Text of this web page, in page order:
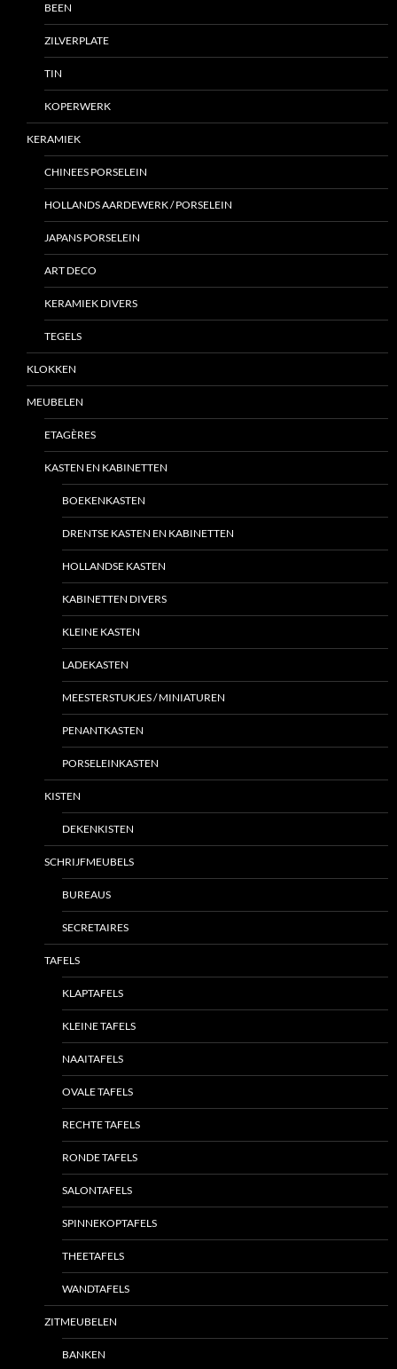
BEEN
ZILVERPLATE
TIN
KOPERWERK
KERAMIEK
CHINEES PORSELEIN
HOLLANDS AARDEWERK / PORSELEIN
JAPANS PORSELEIN
ART DECO
KERAMIEK DIVERS
TEGELS
KLOKKEN
MEUBELEN
ETAGÈRES
KASTEN EN KABINETTEN
BOEKENKASTEN
DRENTSE KASTEN EN KABINETTEN
HOLLANDSE KASTEN
KABINETTEN DIVERS
KLEINE KASTEN
LADEKASTEN
MEESTERSTUKJES / MINIATUREN
PENANTKASTEN
PORSELEINKASTEN
KISTEN
DEKENKISTEN
SCHRIJFMEUBELS
BUREAUS
SECRETAIRES
TAFELS
KLAPTAFELS
KLEINE TAFELS
NAAITAFELS
OVALE TAFELS
RECHTE TAFELS
RONDE TAFELS
SALONTAFELS
SPINNEKOPTAFELS
THEETAFELS
WANDTAFELS
ZITMEUBELEN
BANKEN